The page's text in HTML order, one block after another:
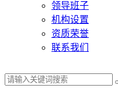
领导班子
机构设置
资质荣誉
联系我们